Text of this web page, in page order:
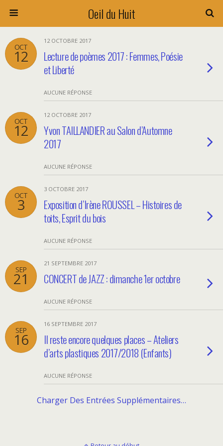
Oeil du Huit
OCT
12
12 OCTOBRE 2017
Lecture de poèmes 2017 : Femmes, Poésie
et Liberté
AUCUNE RÉPONSE
OCT
12
12 OCTOBRE 2017
Yvon TAILLANDIER au Salon d’Automne
2017
AUCUNE RÉPONSE
OCT
3
3 OCTOBRE 2017
Exposition d’Irène ROUSSEL – Histoires de
toits, Esprit du bois
AUCUNE RÉPONSE
SEP
21
21 SEPTEMBRE 2017
CONCERT de JAZZ : dimanche 1er octobre
AUCUNE RÉPONSE
SEP
16
16 SEPTEMBRE 2017
Il reste encore quelques places – Ateliers
d’arts plastiques 2017/2018 (Enfants)
AUCUNE RÉPONSE
Charger Des Entrées Supplémentaires…